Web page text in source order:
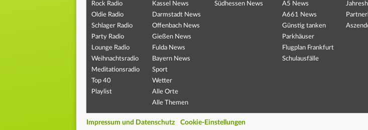
Rock Radio
Oldie Radio
Schlager Radio
Party Radio
Lounge Radio
Weihnachtsradio
Meditationsradio
Top 40
Playlist
Kassel News
Darmstadt News
Offenbach News
Gießen News
Fulda News
Bayern News
Sport
Wetter
Alle Orte
Alle Themen
Südhessen News
A5 News
A661 News
Günstig tanken
Parkhäuser
Flugplan Frankfurt
Schulausfälle
Impressum und Datenschutz Cookie-Einstellungen